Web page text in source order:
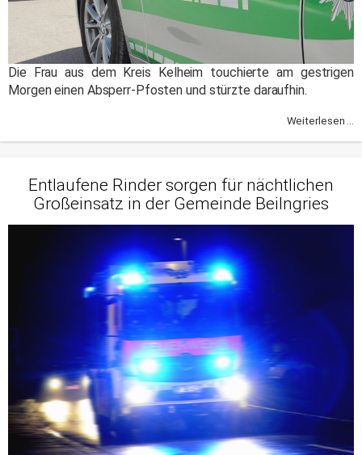
Die Frau aus dem Kreis Kelheim touchierte am gestrigen
Morgen einen Absperr-Pfosten und stürzte daraufhin.
Weiterlesen ...
Entlaufene Rinder sorgen für nächtlichen
Großeinsatz in der Gemeinde Beilngries